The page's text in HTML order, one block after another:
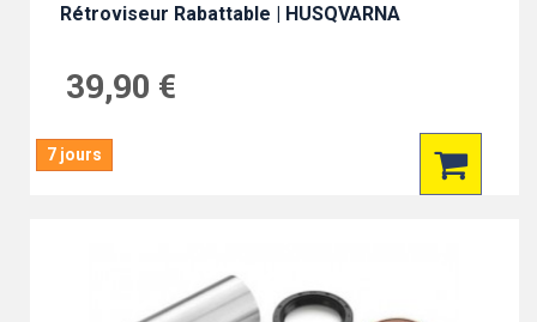
Rétroviseur Rabattable | HUSQVARNA
39,90 €
7 jours